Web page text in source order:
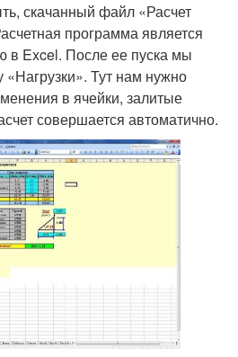
скачанный файл «Расчет
программа является
в Excel. После ее пуска мы
«Нагрузки». Тут нам нужно
в ячейки, залитые
совершается автоматично.